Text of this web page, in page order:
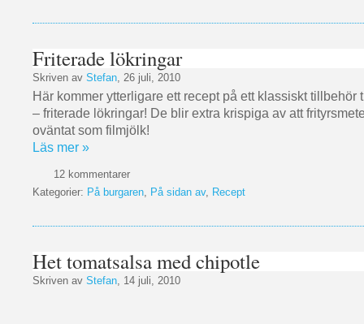
Friterade lökringar
Skriven av Stefan, 26 juli, 2010
Här kommer ytterligare ett recept på ett klassiskt tillbehör
– friterade lökringar! De blir extra krispiga av att
oväntat som filmjölk!
Läs mer »
12 kommentarer
Kategorier: På burgaren, På sidan av, Recept
Het tomatsalsa med chipotle
Skriven av Stefan, 14 juli, 2010